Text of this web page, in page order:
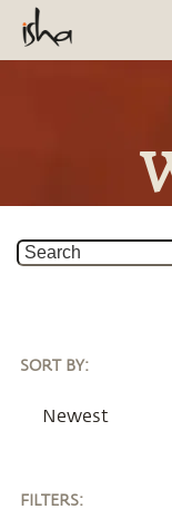
FILTERS:
SORT BY:
Newest